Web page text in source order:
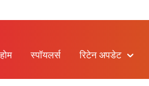
होम स्पॉयलर्स रिटेन अपडेट